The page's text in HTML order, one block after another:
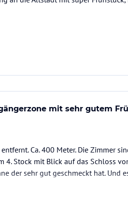
mit sehr gutem
Ca. 400 Meter. Die Zimmer
Stock mit Blick auf das Schloss
der sehr gut geschmeckt hat. Und